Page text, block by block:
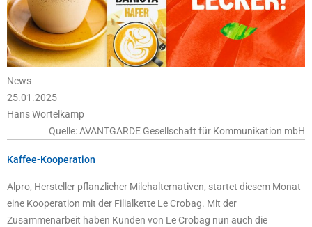
News
25.01.2025
Hans Wortelkamp
Quelle: AVANTGARDE Gesellschaft für Kommunikation mbH
Kaffee-Kooperation
Alpro, Hersteller pflanzlicher Milchalternativen, startet diesem Monat
eine Kooperation mit der Filialkette Le Crobag. Mit der
Zusammenarbeit haben Kunden von Le Crobag nun auch die